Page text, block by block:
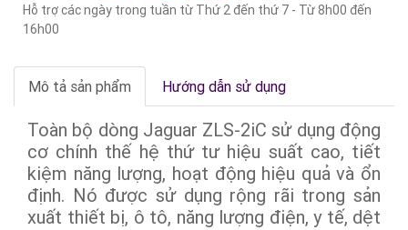
Hỗ trợ các ngày trong tuần từ Thứ 2 đến thứ 7 - Từ 8h00 đến
16h00
Mô tả sản phẩm Hướng dẫn sử dụng
Toàn bộ dòng Jaguar ZLS-2iC sử dụng động
cơ chính thế hệ thứ tư hiệu suất cao, tiết
kiệm năng lượng, hoạt động hiệu quả và ổn
định. Nó được sử dụng rộng rãi trong sản
xuất thiết bị, ô tô, năng lượng điện, y tế, dệt